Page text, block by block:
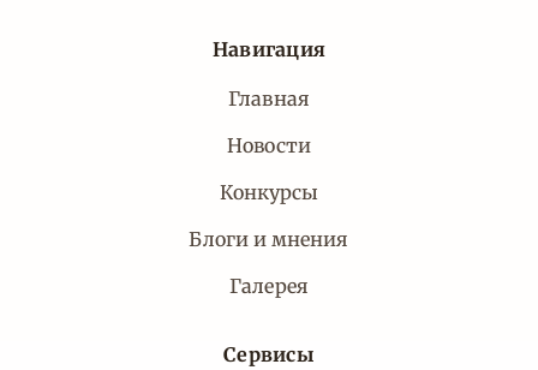
Навигация
Главная
Новости
Конкурсы
Блоги и мнения
Галерея
Сервисы